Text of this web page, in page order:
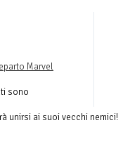
Marvel
sono
unirsi ai suoi vecchi nemici!